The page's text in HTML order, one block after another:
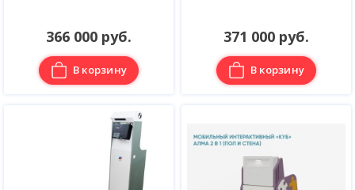
366 000 руб.
В корзину
371 000 руб.
В корзину